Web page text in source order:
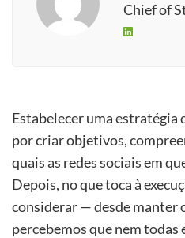
Chief of
Estabelecer uma estratégia
por criar objetivos,
quais as redes sociais em
Depois, no que toca à
considerar—desde manter
percebemos que nem todas